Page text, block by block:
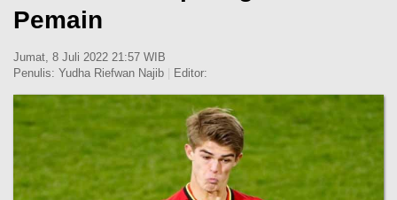
LIGA CHAMPIONS
LIGA PRANCIS
LIGA EUROPA
PASUKAN SEHAT
Pemain
Jumat, 8 Juli 2022 21:57 WIB
Penulis: Yudha Riefwan Najib Editor: